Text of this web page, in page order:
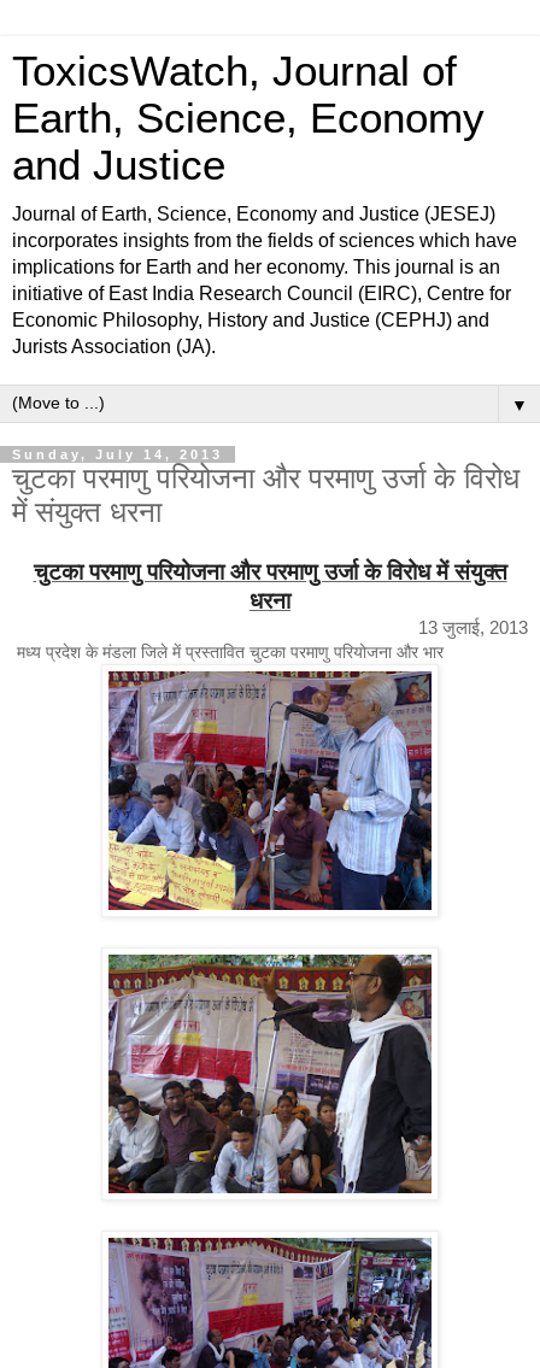
ToxicsWatch, Journal of
Earth, Science, Economy
and Justice
Journal of Earth, Science, Economy and Justice (JESEJ)
incorporates insights from the fields of sciences which have
implications for Earth and her economy. This journal is an
initiative of East India Research Council (EIRC), Centre for
Economic Philosophy, History and Justice (CEPHJ) and
Jurists Association (JA).
▼
Sunday, July 14, 2013
चुटका परमाणु परियोजना और परमाणु उर्जा के विरोध
में संयुक्त धरना
चुटका परमाणु परियोजना और परमाणु उर्जा के विरोध में संयुक्त
धरना
13 जुलाई, 2013
मध्य प्रदेश के मंडला जिले में प्रस्तावित चुटका परमाणु परियोजना और भार